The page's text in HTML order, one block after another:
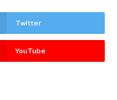
Twitter
YouTube